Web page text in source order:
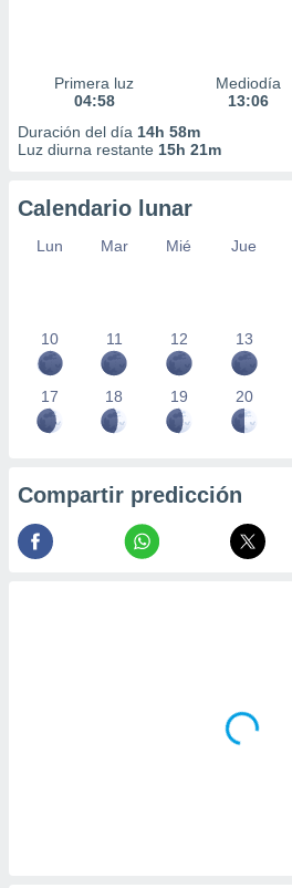
Primera luz
04:58
Mediodía
13:06
Duración del día 14h 58m
Luz diurna restante 15h 21m
Calendario lunar
Lun Mar Mié Jue
10 11 12 13
17 18 19 20
Compartir predicción